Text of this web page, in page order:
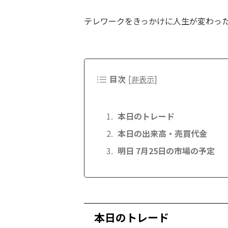
テレワークをきっかけに人生が変わっ
目次 [非表示]
本日のトレード
本日の出来高・売買代金
明日 7月25日の市場の予定
本日のトレード